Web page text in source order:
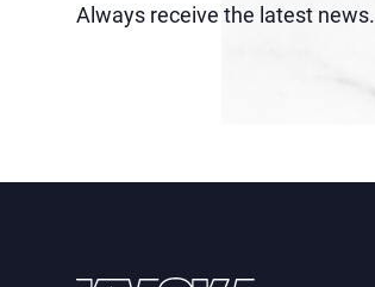
Always receive the latest news.